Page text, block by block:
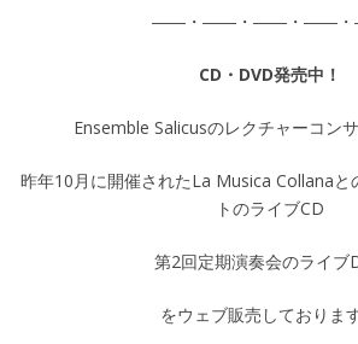
――・――・――・――
CD・DVD発売中！
Ensemble Salicusのレクチャーコン
昨年10月に開催されたLa Musica Collanaと
トのライブCD
第2回定期演奏会のライブ
をウェブ販売しておりま